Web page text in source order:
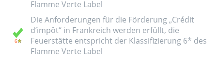
Flamme Verte Label
Die Anforderungen für die Förderung „Crédit
d’impôt“ in Frankreich werden erfüllt, die
Feuerstätte entspricht der Klassifizierung 6* des
Flamme Verte Label